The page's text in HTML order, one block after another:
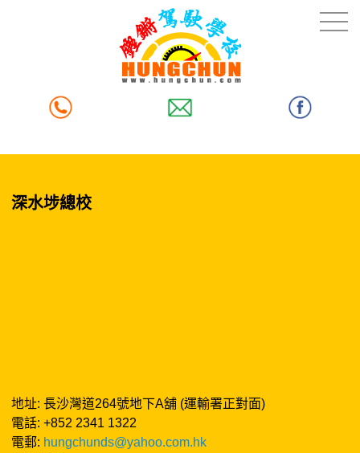
深水埗總校
地址: 長沙灣道264號地下A舖 (運輸署正對面)
電話: +852 2341 1322
電郵: hungchunds@yahoo.com.hk